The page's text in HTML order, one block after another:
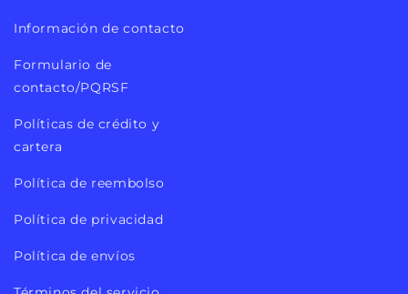
Información de contacto
Formulario de
contacto/PQRSF
Políticas de crédito y
cartera
Política de reembolso
Política de privacidad
Política de envíos